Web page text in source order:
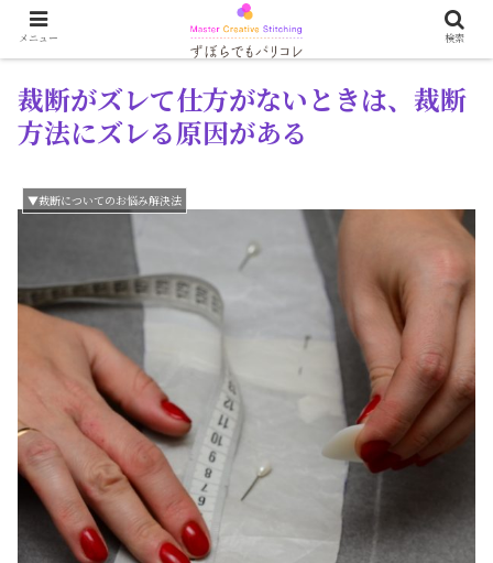
裁断がズレて仕方がないときは、裁断
方法にズレる原因がある
▼裁断についてのお悩み解決法
メニュー 検索